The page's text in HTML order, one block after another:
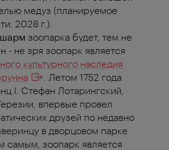
медуз (планируемое
2028 г.).
зоопарка будет, тем не
- не зря зоопарк является
культурного наследия
. Летом 1752 года
I. Стефан Лотарингский,
впервые провел
друзей по недавно
в дворцовом парке
самым, зоопарк является